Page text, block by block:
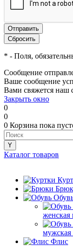
* - Поля,
Сообщение
Ваше сообщение
Вами свяжется наш
Закрыть окно
0
0
0 Корзина пока
Каталог товаров
женская
мужская
Флис